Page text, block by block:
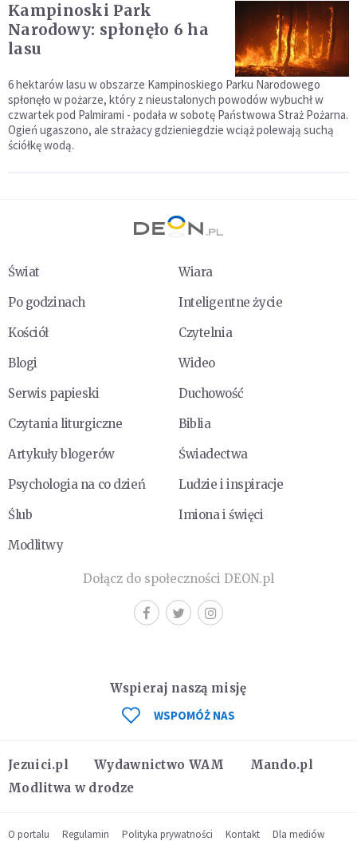
Kampinoski Park
Narodowy: spłonęło 6 ha
lasu
6 hektarów lasu w obszarze Kampinoskiego Parku Narodowego
spłonęło w pożarze, który z nieustalonych powodów wybuchł w
czwartek pod Palmirami - podała w sobotę Państwowa Straż Pożarna.
Ogień ugaszono, ale strażacy gdzieniegdzie wciąż polewają suchą
ściółkę wodą.
Świat
Wiara
Po godzinach
Inteligentne życie
Kościół
Czytelnia
Blogi
Wideo
Serwis papieski
Duchowość
Czytania liturgiczne
Biblia
Artykuły blogerów
Świadectwa
Psychologia na co dzień
Ludzie i inspiracje
Ślub
Imiona i święci
Modlitwy
Dołącz do społeczności DEON.pl
Jezuici.pl Wydawnictwo WAM
Mando.pl
Modlitwa w drodze
Wspieraj naszą misję
WSPOMÓŻ NAS
O portalu Regulamin Polityka prywatności Kontakt
Dla mediów